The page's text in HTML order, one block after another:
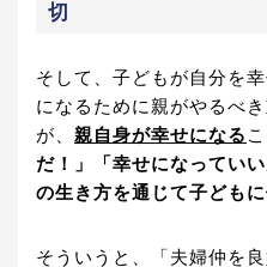
切
そして、子どもが自分を
になるために親がやるべ
が、 親自身が幸せになる
だ！」「幸せになってい
の生き方を通じて子ども
そういうと、「夫婦仲を